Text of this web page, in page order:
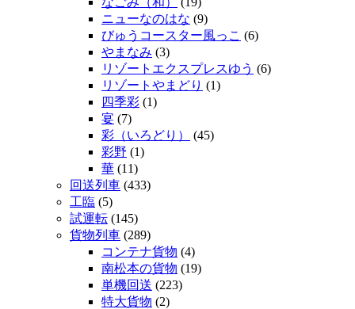
ニューなのはな (9)
びゅうコースター風っこ (6)
やまなみ (3)
リゾートエクスプレスゆう (6)
リゾートやまどり (1)
四季彩 (1)
宴 (7)
彩（いろどり）
(45)
彩野 (1)
華 (11)
回送列車 (433)
工臨 (5)
試運転 (145)
貨物列車 (289)
コンテナ貨物 (4)
南松本の貨物 (19)
単機回送 (223)
特大貨物 (2)